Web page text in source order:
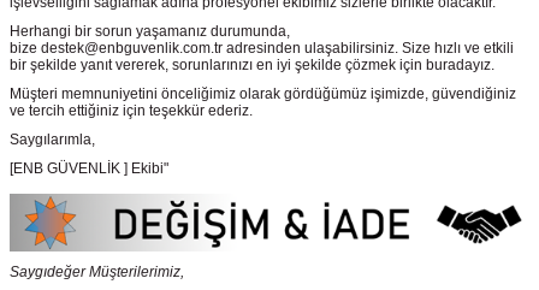
Herhangi bir sorun yaşamanız durumunda,
bize destek@enbguvenlik.com.tr adresinden ulaşabilirsiniz. Size hızlı ve etkili
bir şekilde yanıt vererek, sorunlarınızı en iyi şekilde çözmek için buradayız.
Müşteri memnuniyetini önceliğimiz olarak gördüğümüz işimizde, güvendiğiniz
ve tercih ettiğiniz için teşekkür ederiz.
Saygılarımla,
[ENB GÜVENLİK ] Ekibi"
Saygıdeğer Müşterilerimiz,